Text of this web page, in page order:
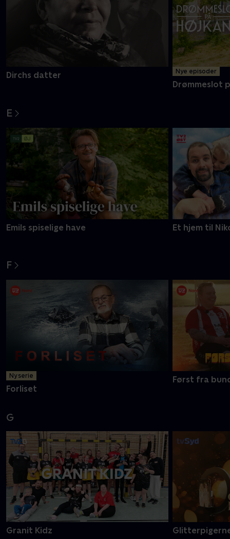
Dirchs datter Nye episoder
Drømmeslot
E
Emils spiselige have Et hjem til
F
Ny serie
Forliset
Først fra
G
Granit Kidz